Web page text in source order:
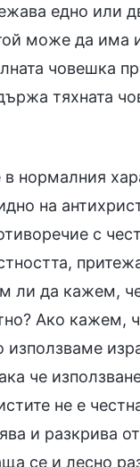
едно или
може да има
човешка
тяхната
нормалния
на
с
да кажем, че
Ако кажем,
използваме
че
не е
и разкрива
се и лесно